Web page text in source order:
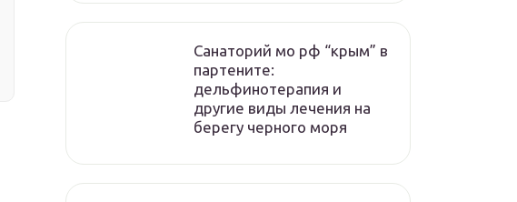
Санаторий мо рф “крым” в
партените:
дельфинотерапия и
другие виды лечения на
берегу черного моря